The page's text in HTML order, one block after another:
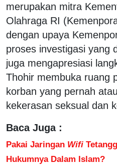
merupakan mitra
Olahraga RI
dengan upaya
proses investigasi yang
juga mengapresiasi
Thohir membuka ruang
korban yang pernah
kekerasan seksual dan
Baca Juga :
Pakai Jaringan Wifi
Hukumnya Dalam Islam?